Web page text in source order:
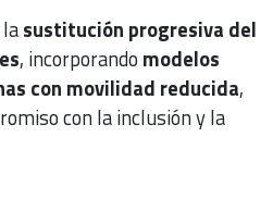
sustitución progresiva del
, incorporando modelos
con movilidad reducida,
con la inclusión y la